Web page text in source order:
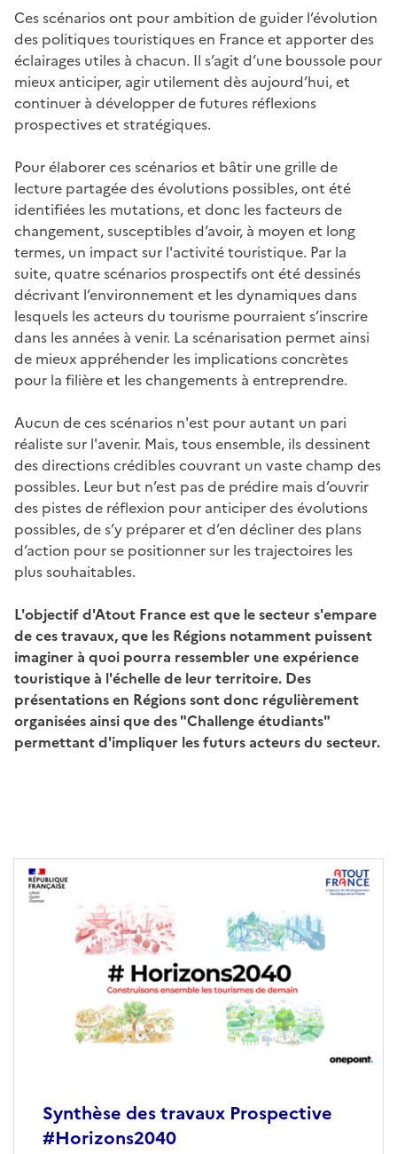
Ces scénarios ont pour ambition de guider l’évolution
des politiques touristiques en France et apporter des
éclairages utiles à chacun. Il s’agit d’une boussole pour
mieux anticiper, agir utilement dès aujourd’hui, et
continuer à développer de futures réflexions
prospectives et stratégiques.
Pour élaborer ces scénarios et bâtir une grille de
lecture partagée des évolutions possibles, ont été
identifiées les mutations, et donc les facteurs de
changement, susceptibles d’avoir, à moyen et long
termes, un impact sur l'activité touristique. Par la
suite, quatre scénarios prospectifs ont été dessinés
décrivant l’environnement et les dynamiques dans
lesquels les acteurs du tourisme pourraient s’inscrire
dans les années à venir. La scénarisation permet ainsi
de mieux appréhender les implications concrètes
pour la filière et les changements à entreprendre.
Aucun de ces scénarios n'est pour autant un pari
réaliste sur l'avenir. Mais, tous ensemble, ils dessinent
des directions crédibles couvrant un vaste champ des
possibles. Leur but n’est pas de prédire mais d’ouvrir
des pistes de réflexion pour anticiper des évolutions
possibles, de s’y préparer et d’en décliner des plans
d’action pour se positionner sur les trajectoires les
plus souhaitables.
L'objectif d'Atout France est que le secteur s'empare
de ces travaux, que les Régions notamment puissent
imaginer à quoi pourra ressembler une expérience
touristique à l'échelle de leur territoire. Des
présentations en Régions sont donc régulièrement
organisées ainsi que des "Challenge étudiants"
permettant d'impliquer les futurs acteurs du secteur.
Synthèse des travaux Prospective
#Horizons2040